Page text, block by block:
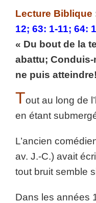
Lecture Biblique
12; 63: 1-11; 64:
« Du bout de la
abattu;
ne puis
Tout au long de
en étant
L’ancien
av. J.-C.) avait
tout bruit semble
Dans les années